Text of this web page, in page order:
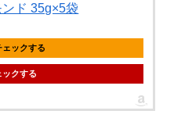
ド 35g×5袋
ックする
ックする